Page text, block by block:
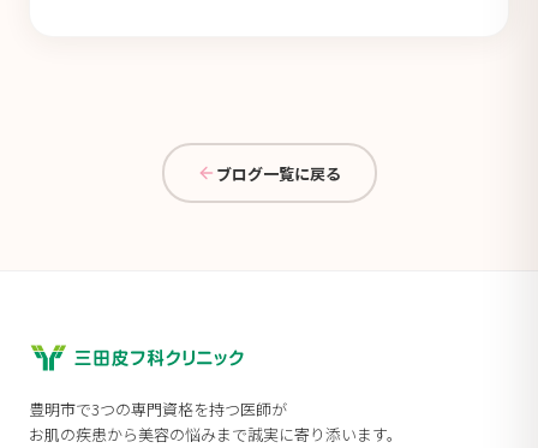
ブログ一覧に戻る
豊明市で3つの専門資格を持つ医師が
お肌の疾患から美容の悩みまで誠実に寄り添います。